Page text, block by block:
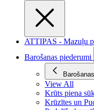
ATTIPAS - Mazuļu
Barošanas piederumi
View All
Krūts piena
Krūzītes un